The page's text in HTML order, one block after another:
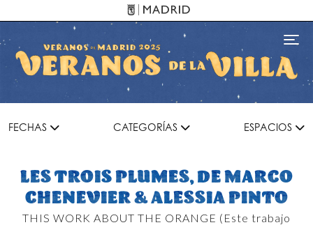
FECHAS CATEGORÍAS ESPACIOS
LES TROIS PLUMES, DE MARCO
CHENEVIER & ALESSIA PINTO
THIS WORK ABOUT THE ORANGE (Este trabajo